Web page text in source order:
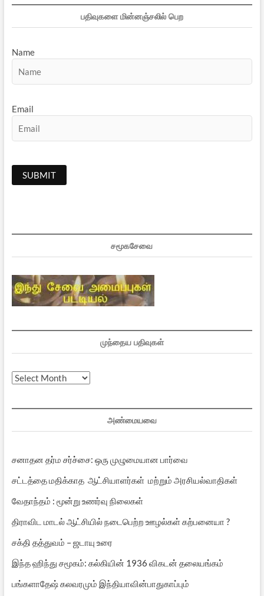
பதிவுகளை மின்னஞ்சலில் பெற
Name
Email
சமூகசேவை
முந்தைய பதிவுகள்
முந்தைய
அண்மையவை
சனாதன தர்ம சர்ச்சை: ஒரு முழுமையான பார்வை
சட்டத்தை மதிக்காத ஆட்சியாளர்கள் மற்றும் அரசியல்வாதிகள்
வேதாந்தம் : மூன்று உணர்வு நிலைகள்
திராவிட மாடல் ஆட்சியில் நடைபெற்ற ஊழல்கள் கற்பனையா ?
சக்தி தத்துவம் – ஜடாயு உரை
இந்த ஹிந்து சமூகம்: கல்கியின் 1936 விகடன் தலையங்கம்
பங்களாதேஷ் கலவரமும் இந்தியாவின்பாதுகாப்பும்